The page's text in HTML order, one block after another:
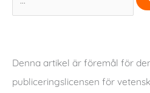
efter:
Denna artikel är föremål för
publiceringslicensen för